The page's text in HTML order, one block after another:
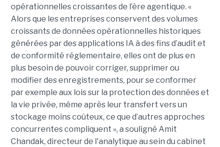
opérationnelles croissantes de l’ère agentique. «
Alors que les entreprises conservent des volumes
croissants de données opérationnelles historiques
générées par des applications IA à des fins d’audit et
de conformité réglementaire, elles ont de plus en
plus besoin de pouvoir corriger, supprimer ou
modifier des enregistrements, pour se conformer
par exemple aux lois sur la protection des données et
la vie privée, même après leur transfert vers un
stockage moins coûteux, ce que d’autres approches
concurrentes compliquent », a souligné Amit
Chandak, directeur de l'analytique au sein du cabinet